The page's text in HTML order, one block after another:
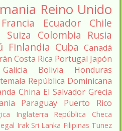
Reino Unido
Francia Ecuador
Chile
Suiza Colombia Rusia
Finlandia Cuba Canadá
Costa Rica Portugal Japón
Galicia Bolivia
Honduras
República Dominicana
China El Salvador Grecia
Paraguay
Puerto Rico
Inglaterra
República Checa
Irak Sri Lanka Filipinas Tunez